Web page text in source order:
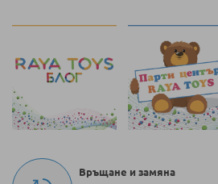
Връщане и замяна